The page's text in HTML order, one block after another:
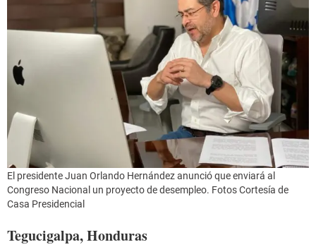
El presidente Juan Orlando Hernández anunció que enviará al
Congreso Nacional un proyecto de desempleo. Fotos Cortesía de
Casa Presidencial
Tegucigalpa, Honduras